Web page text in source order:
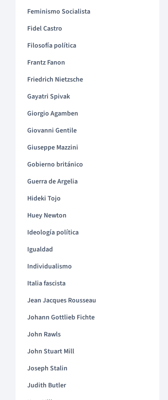
Feminismo Socialista
Fidel Castro
Filosofía política
Frantz Fanon
Friedrich Nietzsche
Gayatri Spivak
Giorgio Agamben
Giovanni Gentile
Giuseppe Mazzini
Gobierno británico
Guerra de Argelia
Hideki Tojo
Huey Newton
Ideología política
Igualdad
Individualismo
Italia fascista
Jean Jacques Rousseau
Johann Gottlieb Fichte
John Rawls
John Stuart Mill
Joseph Stalin
Judith Butler